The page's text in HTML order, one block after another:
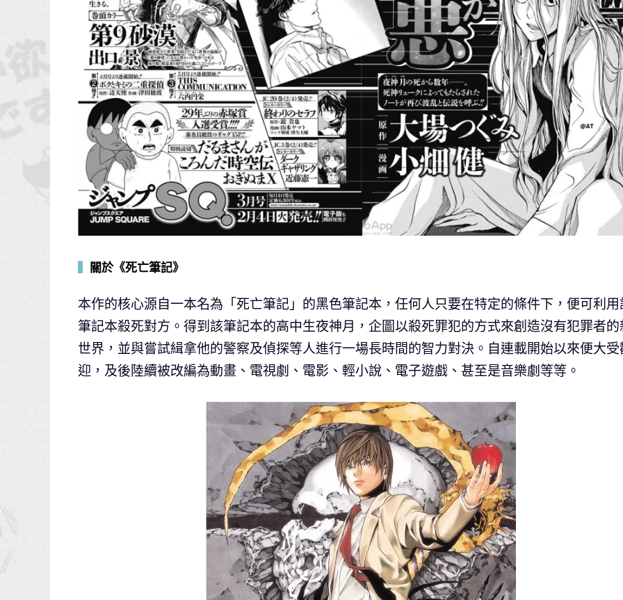
關於《死亡筆記》
本作的核心源自一本名為「死亡筆記」的黑色筆記本，任何人只要在特定的條件下，便可利用
筆記本殺死對方。得到該筆記本的高中生夜神月，企圖以殺死罪犯的方式來創造沒有犯罪者的
世界，並與嘗試緝拿他的警察及偵探等人進行一場長時間的智力對決。自連載開始以來便大受
迎，及後陸續被改編為動畫、電視劇、電影、輕小說、電子遊戲、甚至是音樂劇等等。